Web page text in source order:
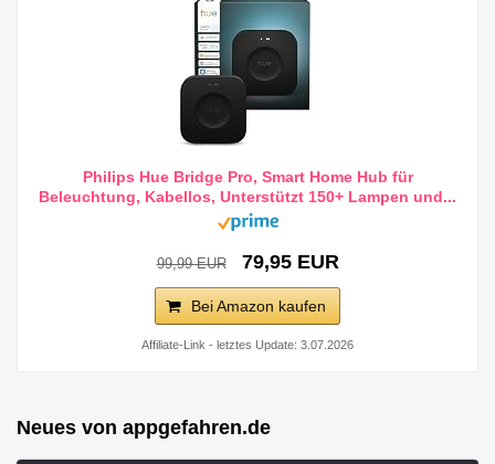
Philips Hue Bridge Pro, Smart Home Hub für
Beleuchtung, Kabellos, Unterstützt 150+ Lampen und...
99,99 EUR 79,95 EUR
Bei Amazon kaufen
Affiliate-Link - letztes Update: 3.07.2026
Neues von appgefahren.de